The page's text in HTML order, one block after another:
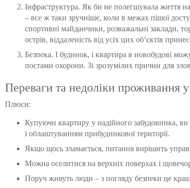
Інфраструктура. Як би не полегшувала життя
– все ж таки зручніше, коли в межах пішої
спортивні майданчики, розважальні заклади,
острів, віддаленість від усіх цих об’єктів
Безпека. І будинок, і квартира в новобудові
постами охорони. Зі зрозумілих причин для
Переваги та недоліки проживання у
Плюси:
Купуючи квартиру у надійного забудовника,
і облаштуванням прибудинкової території.
Якщо щось зламається, питання вирішить
Можна оселитися на верхніх поверхах і
Поруч живуть люди – з погляду безпеки це